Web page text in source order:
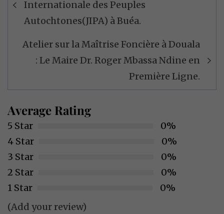
l’article
Internationale des Peuples
Autochtones(JIPA) à Buéa.
Atelier sur la Maîtrise Foncière à Douala
: Le Maire Dr. Roger Mbassa Ndine en
Première Ligne.
Average Rating
5 Star
0%
4 Star
0%
3 Star
0%
2 Star
0%
1 Star
0%
(Add your review)